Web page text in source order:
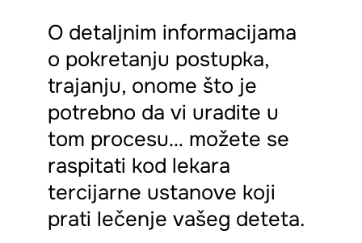
O detaljnim informacijama
o pokretanju postupka,
trajanju, onome što je
potrebno da vi uradite u
tom procesu… možete se
raspitati kod lekara
tercijarne ustanove koji
prati lečenje vašeg deteta.